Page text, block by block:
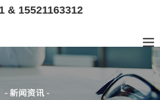
& 15521163312